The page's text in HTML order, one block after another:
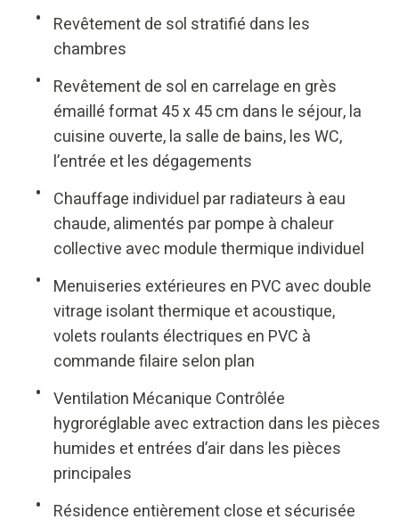
Revêtement de sol stratifié dans les
chambres
Revêtement de sol en carrelage en grès
émaillé format 45 x 45 cm dans le séjour, la
cuisine ouverte, la salle de bains, les WC,
l’entrée et les dégagements
Chauffage individuel par radiateurs à eau
chaude, alimentés par pompe à chaleur
collective avec module thermique individuel
Menuiseries extérieures en PVC avec double
vitrage isolant thermique et acoustique,
volets roulants électriques en PVC à
commande filaire selon plan
Ventilation Mécanique Contrôlée
hygroréglable avec extraction dans les pièces
humides et entrées d’air dans les pièces
principales
Résidence entièrement close et sécurisée